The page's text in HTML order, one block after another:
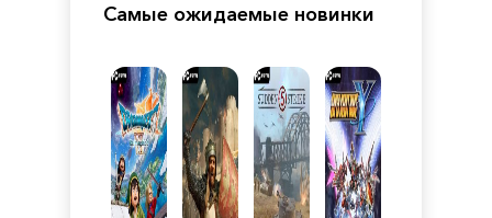
Самые ожидаемые новинки